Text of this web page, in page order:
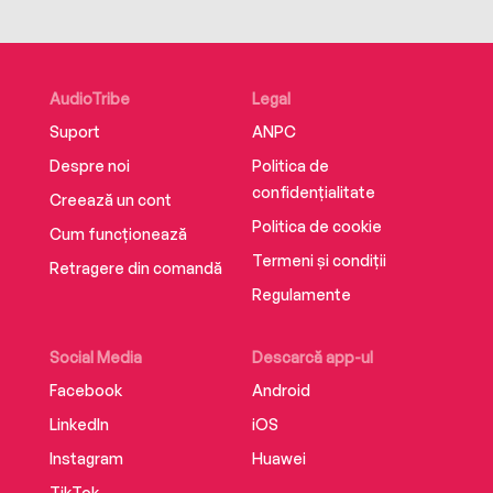
AudioTribe
Suport
Despre noi
Creează un cont
Cum funcționează
Retragere din comandă
Social Media
Facebook
LinkedIn
Instagram
Descarcă app-ul
Android
iOS
Huawei
Legal
ANPC
Politica de
confidențialitate
Politica de cookie
Termeni și condiții
Regulamente